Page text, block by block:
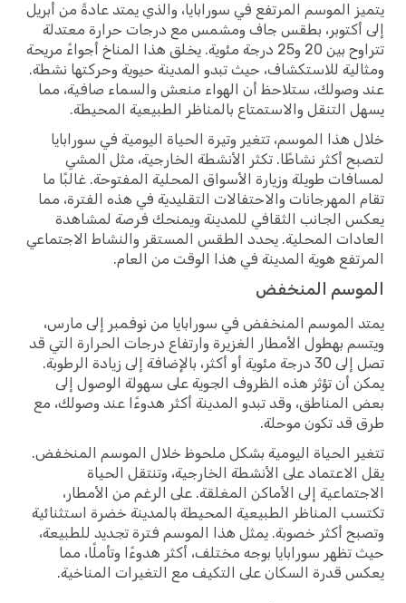
يتميز الموسم المرتفع في سورابايا، والذي يمتد عادةً من أبريل
إلى أكتوبر، بطقس جاف ومشمس مع درجات حرارة معتدلة
تتراوح بين 20 و25 درجة مئوية. يخلق هذا المناخ أجواءً مريحة
ومثالية للاستكشاف، حيث تبدو المدينة حيوية وحركتها نشطة.
عند وصولك، ستلاحظ أن الهواء منعش والسماء صافية، مما
يسهل التنقل والاستمتاع بالمناظر الطبيعية المحيطة.
خلال هذا الموسم، تتغير وتيرة الحياة اليومية في سورابايا
لتصبح أكثر نشاطًا. تكثر الأنشطة الخارجية، مثل المشي
لمسافات طويلة وزيارة الأسواق المحلية المفتوحة. غالبًا ما
تقام المهرجانات والاحتفالات التقليدية في هذه الفترة، مما
يعكس الجانب الثقافي للمدينة ويمنحك فرصة لمشاهدة
العادات المحلية. يحدد الطقس المستقر والنشاط الاجتماعي
المرتفع هوية المدينة في هذا الوقت من العام.
الموسم المنخفض
يمتد الموسم المنخفض في سورابايا من نوفمبر إلى مارس،
ويتسم بهطول الأمطار الغزيرة وارتفاع درجات الحرارة التي قد
تصل إلى 30 درجة مئوية أو أكثر، بالإضافة إلى زيادة الرطوبة.
يمكن أن تؤثر هذه الظروف الجوية على سهولة الوصول إلى
بعض المناطق، وقد تبدو المدينة أكثر هدوءًا عند وصولك، مع
طرق قد تكون موحلة.
تتغير الحياة اليومية بشكل ملحوظ خلال الموسم المنخفض.
يقل الاعتماد على الأنشطة الخارجية، وتنتقل الحياة
الاجتماعية إلى الأماكن المغلقة. على الرغم من الأمطار،
تكتسب المناظر الطبيعية المحيطة بالمدينة خضرة استثنائية
وتصبح أكثر خصوبة. يمثل هذا الموسم فترة تجديد للطبيعة،
حيث تظهر سورابايا بوجه مختلف، أكثر هدوءًا وتأملًا، مما
يعكس قدرة السكان على التكيف مع التغيرات المناخية.